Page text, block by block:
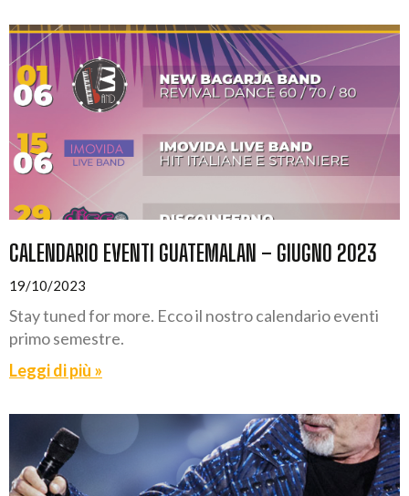
CALENDARIO EVENTI GUATEMALAN – GIUGNO 2023
19/10/2023
Stay tuned for more. Ecco il nostro calendario eventi
primo semestre.
Leggi di più »